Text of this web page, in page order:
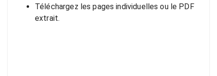
Téléchargez les pages individuelles ou le PDF
extrait.